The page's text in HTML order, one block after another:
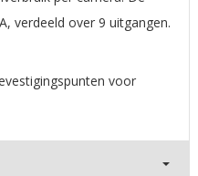
verdeeld over 9 uitgangen.
voor